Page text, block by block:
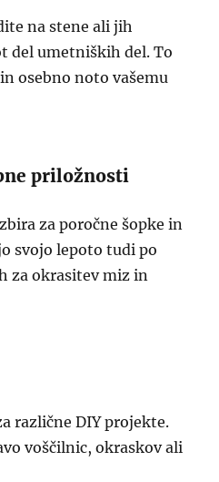
na stene ali jih
del umetniških del. To
osebno noto vašemu
priložnosti
za poročne šopke in
svojo lepoto tudi po
za okrasitev miz in
različne DIY projekte.
voščilnic, okraskov ali